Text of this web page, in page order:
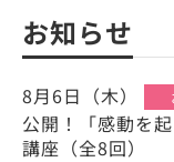
お知らせ
8月6日（木）
公開！「感動を
講座（全8回）